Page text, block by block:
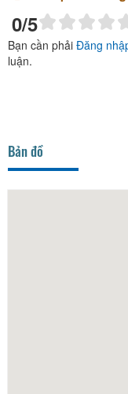
0/5
Bạn cần phải Đăng
luận.
Bản đồ